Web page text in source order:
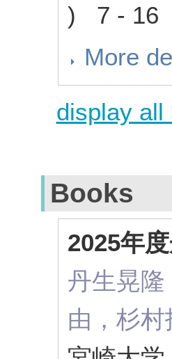
) 7 - 16
More
display all
Books
2025年
丹生晃
由，杉